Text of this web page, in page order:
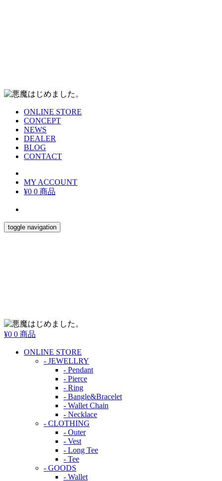
ONLINE STORE
CONCEPT
NEWS
DEALER
BLOG
CONTACT
MY ACCOUNT
¥0 0 商品
toggle navigation
¥0 0 商品
ONLINE STORE
- JEWELLRY
- Pendant
- Pierce
- Ring
- Bangle&Bracelet
- Wallet Chain
- Necklace
- CLOTHING
- Outer
- Vest
- Long Tee
- Tee
- GOODS
- Wallet